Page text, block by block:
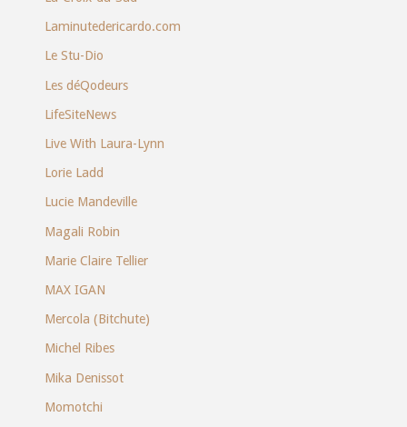
Laminutedericardo.com
Le Stu-Dio
Les déQodeurs
LifeSiteNews
Live With Laura-Lynn
Lorie Ladd
Lucie Mandeville
Magali Robin
Marie Claire Tellier
MAX IGAN
Mercola (Bitchute)
Michel Ribes
Mika Denissot
Momotchi